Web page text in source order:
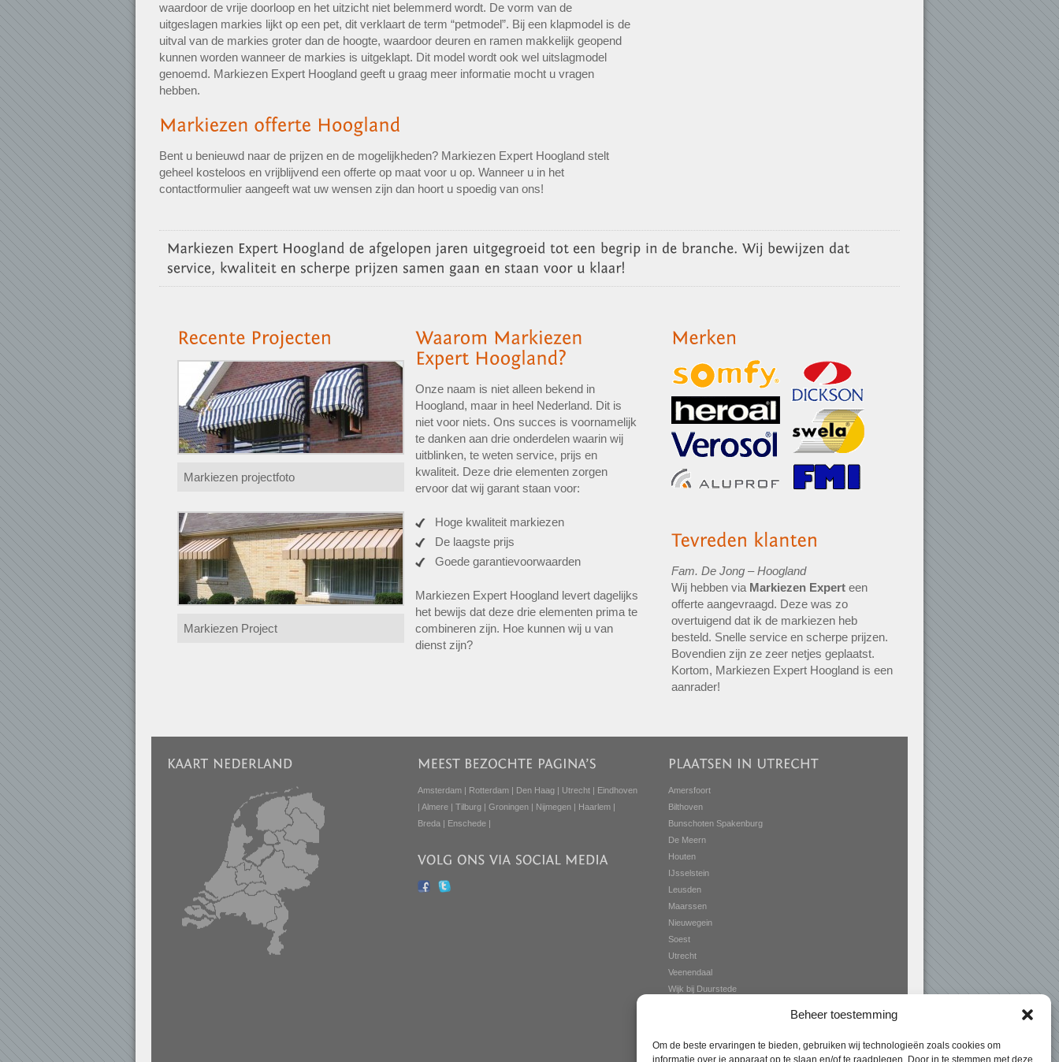
Beheer toestemming
Om de beste ervaringen te bieden, gebruiken wij technologieën zoals cookies om
informatie over je apparaat op te slaan en/of te raadplegen. Door in te stemmen met deze
waardoor de vrije doorloop en het uitzicht niet belemmerd wordt. De vorm van de
uitgeslagen markies lijkt op een pet, dit verklaart de term “petmodel”. Bij een klapmodel is de
uitval van de markies groter dan de hoogte, waardoor deuren en ramen makkelijk geopend
kunnen worden wanneer de markies is uitgeklapt. Dit model wordt ook wel uitslagmodel
genoemd. Markiezen Expert Hoogland geeft u graag meer informatie mocht u vragen
hebben.
Bent u benieuwd naar de prijzen en de mogelijkheden? Markiezen Expert Hoogland stelt
geheel kosteloos en vrijblijvend een offerte op maat voor u op. Wanneer u in het
contactformulier aangeeft wat uw wensen zijn dan hoort u spoedig van ons!
Markiezen projectfoto
Markiezen Project
Onze naam is niet alleen bekend in
Hoogland, maar in heel Nederland. Dit is
niet voor niets. Ons succes is voornamelijk
te danken aan drie onderdelen waarin wij
uitblinken, te weten service, prijs en
kwaliteit. Deze drie elementen zorgen
ervoor dat wij garant staan voor:
Hoge kwaliteit markiezen
De laagste prijs
Goede garantievoorwaarden
Markiezen Expert Hoogland levert dagelijks
het bewijs dat deze drie elementen prima te
combineren zijn. Hoe kunnen wij u van
dienst zijn?
Fam. De Jong – Hoogland
Wij hebben via Markiezen Expert een
offerte aangevraagd. Deze was zo
overtuigend dat ik de markiezen heb
besteld. Snelle service en scherpe prijzen.
Bovendien zijn ze zeer netjes geplaatst.
Kortom, Markiezen Expert Hoogland is een
aanrader!
Amsterdam Rotterdam Den Haag Utrecht
Eindhoven
Almere Tilburg Groningen Nijmegen Haarlem
Breda
Enschede
Amersfoort
Bilthoven
Bunschoten Spakenburg
De Meern
Houten
IJsselstein
Leusden
Maarssen
Nieuwegein
Soest
Utrecht
Veenendaal
Wijk bij Duurstede